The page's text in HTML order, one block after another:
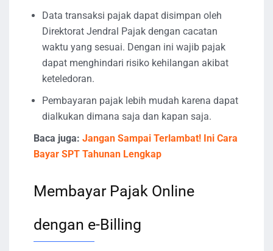
Data transaksi pajak dapat disimpan oleh
Direktorat Jendral Pajak dengan cacatan
waktu yang sesuai. Dengan ini wajib pajak
dapat menghindari risiko kehilangan akibat
keteledoran.
Pembayaran pajak lebih mudah karena dapat
dialkukan dimana saja dan kapan saja.
Baca juga: Jangan Sampai Terlambat! Ini Cara
Bayar SPT Tahunan Lengkap
Membayar Pajak Online
dengan e-Billing